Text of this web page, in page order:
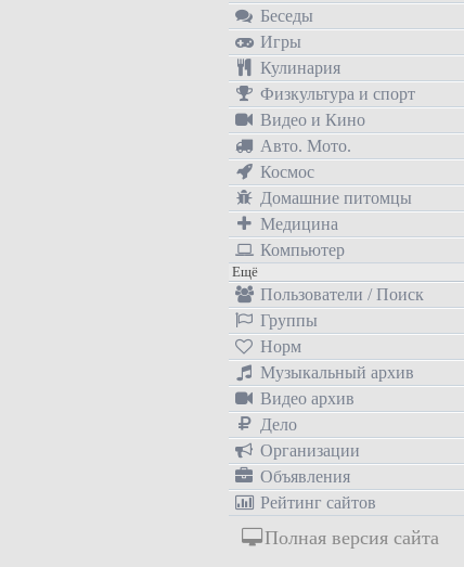
Беседы
Игры
Кулинария
Физкультура и спорт
Видео и Кино
Авто. Мото.
Космос
Домашние питомцы
Медицина
Компьютер
Ещё
Пользователи / Поиск
Группы
Норм
Музыкальный архив
Видео архив
Дело
Организации
Объявления
Рейтинг сайтов
Полная версия сайта